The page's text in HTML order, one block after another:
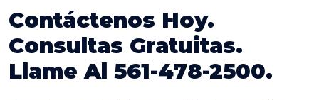
Contáctenos Hoy.
Consultas Gratuitas.
Llame Al 561-478-2500.